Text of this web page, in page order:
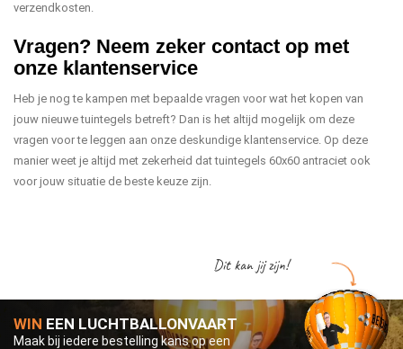
verzendkosten.
Vragen? Neem zeker contact op met
onze klantenservice
Heb je nog te kampen met bepaalde vragen voor wat het kopen van
jouw nieuwe tuintegels betreft? Dan is het altijd mogelijk om deze
vragen voor te leggen aan onze deskundige klantenservice. Op deze
manier weet je altijd met zekerheid dat tuintegels 60x60 antraciet ook
voor jouw situatie de beste keuze zijn.
WIN EEN LUCHTBALLONVAART
Maak bij iedere bestelling kans op een
Dit kan jij zijn!